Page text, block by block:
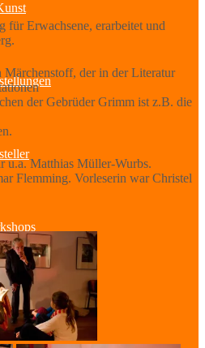
Kunst
für Erwachsene, erarbeitet und
Märchenstoff, der in der Literatur
der Gebrüder Grimm ist z.B. die
u.a. Matthias Müller-Wurbs.
Flemming. Vorleserin war Christel